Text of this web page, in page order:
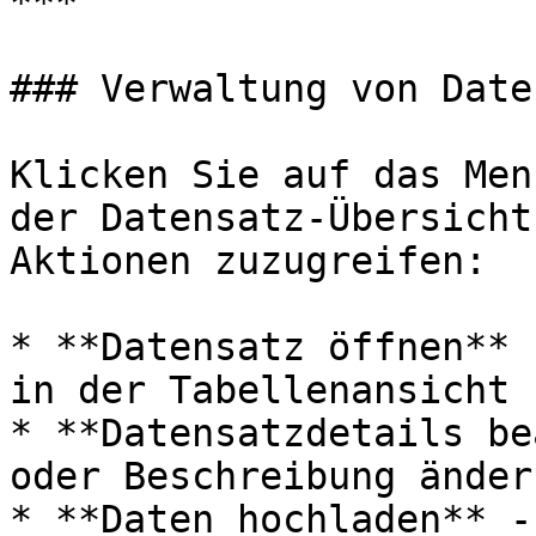
### Verwaltung von
Klicken Sie auf das
der Datensatz-
Aktionen zuzugreifen:
* **Datensatz öffnen**
in der Tabellenansicht
* **Datensatzdetails
oder Beschreibung
* **Daten hochladen** -